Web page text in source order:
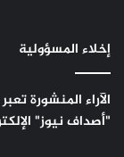
إخلاء المسؤولية
الآراء المنشورة
"أصداف نيوز"